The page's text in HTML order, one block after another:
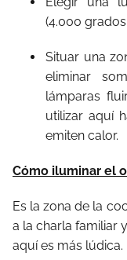
(4.000
Situar una
eliminar
lámparas
utilizar aquí
emiten calor.
Cómo iluminar el
Es la zona de la
a la charla familiar
aquí es más lúdica.